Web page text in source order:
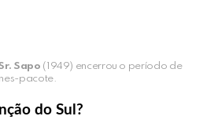
Sapo (1949) encerrou o período de
pacote.
do Sul?